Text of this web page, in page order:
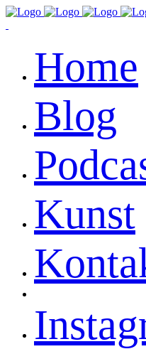
Home
Blog
Kunst